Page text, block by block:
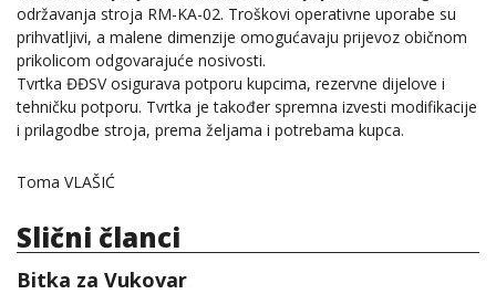
održavanja stroja RM-KA-02. Troškovi operativne uporabe su
prihvatljivi, a malene dimenzije omogućavaju prijevoz običnom
prikolicom odgovarajuće nosivosti.
Tvrtka ĐĐSV osigurava potporu kupcima, rezervne dijelove i
tehničku potporu. Tvrtka je također spremna izvesti modifikacije
i prilagodbe stroja, prema željama i potrebama kupca.
Toma VLAŠIĆ
Slični članci
Bitka za Vukovar